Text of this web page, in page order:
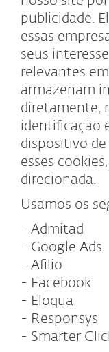
publicidade.
essas
seus
relevantes
armazenam
diretamente,
identificação
dispositivo
esses
direcionada.
Usamos os
- Admitad
- Google Ads
- Afilio
- Facebook
- Eloqua
- Responsys
- Smarter